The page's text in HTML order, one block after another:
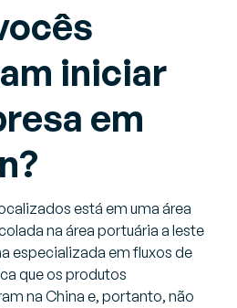
iniciar
em
está em uma área
na área portuária a leste
especializada em fluxos de
que os produtos
na China e, portanto, não